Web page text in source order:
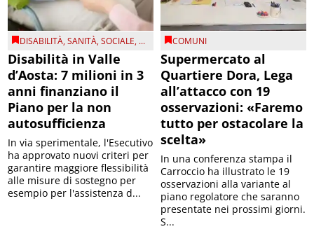
DISABILITÀ,SANITÀ,SOCIALE, ...
Disabilità in Valle
d’Aosta: 7 milioni in 3
anni finanziano il
Piano per la non
autosufficienza
In via sperimentale, l'Esecutivo
ha approvato nuovi criteri per
garantire maggiore flessibilità
alle misure di sostegno per
esempio per l'assistenza d...
COMUNI
Supermercato al
Quartiere Dora, Lega
all’attacco con 19
osservazioni: «Faremo
tutto per ostacolare la
scelta»
In una conferenza stampa il
Carroccio ha illustrato le 19
osservazioni alla variante al
piano regolatore che saranno
presentate nei prossimi giorni.
S...